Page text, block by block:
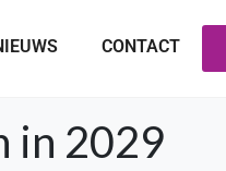
CONTACT
in 2029